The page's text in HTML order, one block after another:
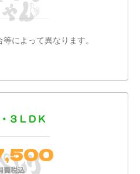
によって異なります。
３ＬＤＫ
費税込